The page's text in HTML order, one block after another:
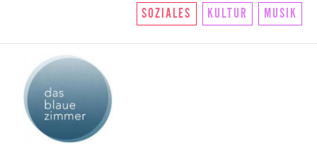
SOZIALES KULTUR MUSIK